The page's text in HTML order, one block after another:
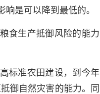
是可以降到最低的。
食生产抵御风险的能力
标准农田建设，到今年
御自然灾害的能力。同